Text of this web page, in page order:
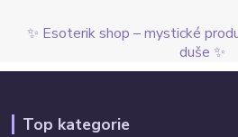
✨ Esoterik shop – mystické
duše ✨
Top kategorie